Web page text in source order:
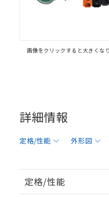
画像をクリックすると大きくな
詳細情報
定格/性能 外形図
定格/性能